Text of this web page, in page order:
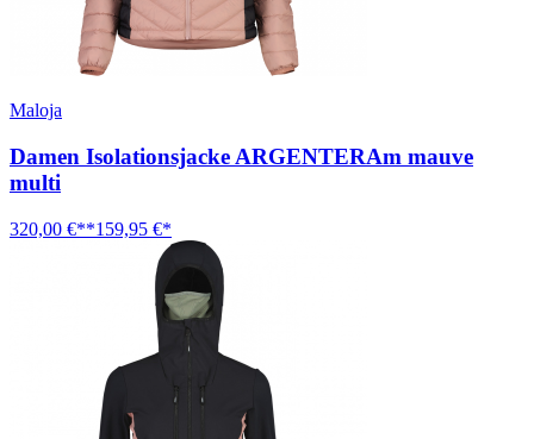
Maloja
Damen Isolationsjacke ARGENTERAm mauve
multi
320,00 €**159,95 €*